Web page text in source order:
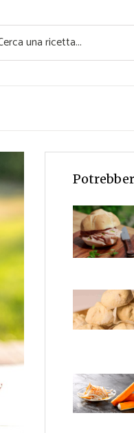
e Veloci
Piatti
unici
Utility
Super Alimenti
Ricette Vegetariane
Rumors